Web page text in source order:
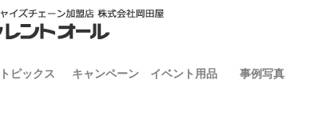
トピックス キャンペーン イベント用品 事例写真